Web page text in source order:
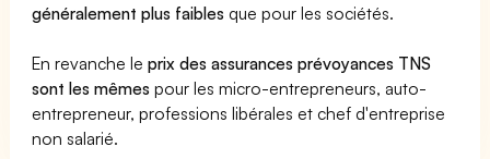
généralement plus faibles que pour les sociétés.
En revanche leprix des assurances prévoyances TNS
sont les mêmes pour les micro-entrepreneurs, auto-
entrepreneur, professions libérales et chef d'entreprise
non salarié.